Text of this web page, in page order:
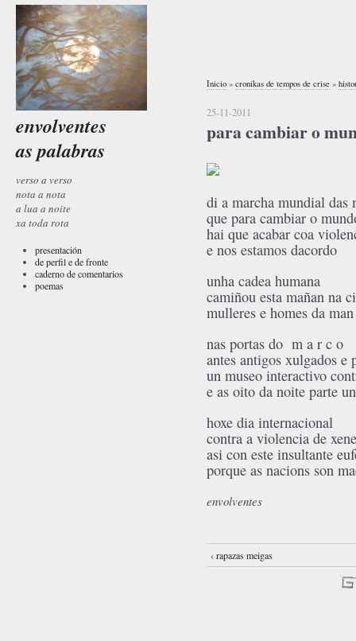
envolventes
as palabras
verso a verso
nota a nota
a lua a noite
xa toda rota
presentación
de perfil e de fronte
caderno de comentarios
poemas
Inicio » cronikas de tempos de crise »
25-11-2011
para cambiar o
di a marcha mundial das
que para cambiar o
hai que acabar coa
e nos estamos dacordo
unha cadea humana
camiñou esta mañan na
mulleres e homes da man
nas portas do m a r c o
antes antigos xulgados e
un museo interactivo
e as oito da noite parte
hoxe dia internacional
contra a violencia de
asi con este insultante
porque as nacions son
envolventes
‹ rapazas meigas